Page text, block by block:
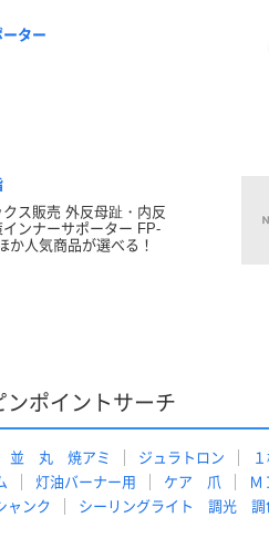
ター
クス販売 外反母趾・内反
ンナーサポーター FP-
か人気商品が選べる！
ンポイントサーチ
並 丸 焼アミ ジュラトロン
灯油バーナー用 ケア 爪 Ｍ
ャンク
シーリングライト 調光 調